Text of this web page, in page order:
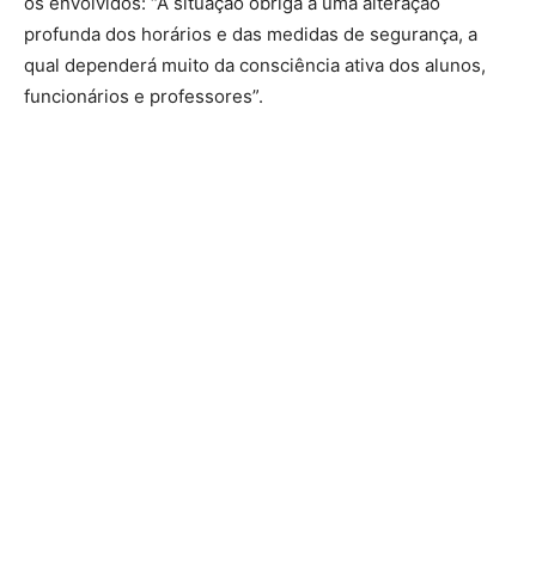
profunda dos horários e das medidas de segurança, a
qual dependerá muito da consciência ativa dos alunos,
funcionários e professores”.